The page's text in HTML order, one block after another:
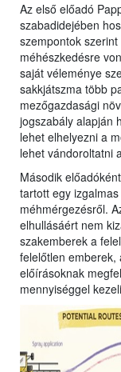
Az első előadó
szabadidejében
szempontok
méhészkedésre
saját véleménye
sakkjátszma több
mezőgazdasági
jogszabály alapján
lehet elhelyezni a
lehet vándoroltatni
Második
tartott egy
méhmérgezésről.
elhullásáért nem
szakemberek a
felelőtlen emberek,
előírásoknak
mennyiséggel